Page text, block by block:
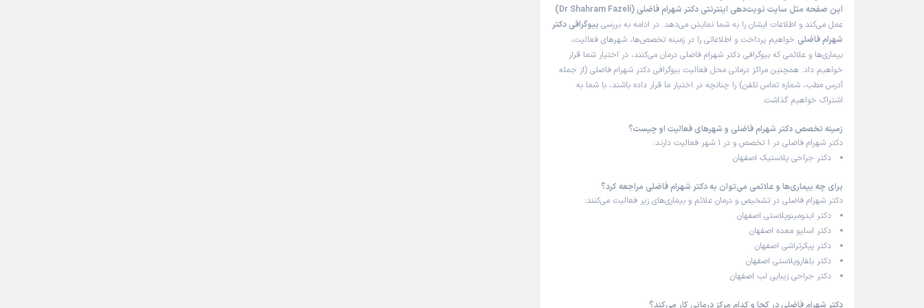
زمان انتظار:15-45 دقیقه
پزشکی منصف، واقع بین، با صداقت و محترم و مهربان. خیلییییی از
عمل بینیم راضی هستم. خدا حفظشون کنه.
علت مراجعه: جراحی زیبایی صورت (رینوپلاستی، لیفت صورت)
این پزشک را پیشنهاد میکنم
برخورد پزشک خیلی خوب بود با تجربه هستند
علت مراجعه: جراحی زیبایی صورت (رینوپلاستی، لیفت صورت)
کاربر دکترتو
این پزشک را پیشنهاد میکنم
این صفحه مثل سایت نوبت‌دهی اینترنتی دکتر شهرام فاضلی (Dr Shahram Fazeli)
عمل می‌کند و اطلاعات ایشان را به شما نمایش می‌دهد. در ادامه به بررسی بیوگرافی دکتر
شهرام فاضلی خواهیم پرداخت و اطلاعاتی را در زمینه تخصص‌ها، شهرهای فعالیت،
بیماری‌ها و علائمی که بیوگرافی دکتر شهرام فاضلی درمان می‌کنند، در اختیار شما قرار
خواهیم داد. همچنین مراکز درمانی محل فعالیت بیوگرافی دکتر شهرام فاضلی (از جمله
آدرس مطب، شماره تماس تلفن) را چنانچه در اختیار ما قرار داده باشند، با شما به
اشتراک خواهیم گذاشت.
زمینه تخصص دکتر شهرام فاضلی و شهرهای فعالیت او چیست؟
دکتر شهرام فاضلی در 1 تخصص و در 1 شهر فعالیت دارند:
دکتر جراحی پلاستیک اصفهان
برای چه بیماری‌ها و علائمی می‌توان به دکتر شهرام فاضلی مراجعه کرد؟
دکتر شهرام فاضلی در تشخیص و درمان علائم و بیماری‌های زیر فعالیت می‌کنند:
دکتر ابدومینوپلاستی اصفهان
دکتر اسلیو معده اصفهان
دکتر پیکرتراشی اصفهان
دکتر بلفاروپلاستی اصفهان
دکتر جراحی زیبایی لب اصفهان
دکتر شهرام فاضلی در کجا و کدام مرکز درمانی کار می‌کند؟